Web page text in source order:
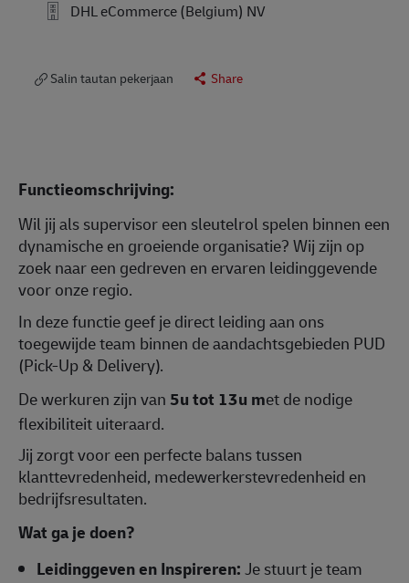
DHL eCommerce (Belgium) NV
Salin tautan pekerjaan Share
Functieomschrijving:
Wil jij als supervisor een sleutelrol spelen binnen een
dynamische en groeiende organisatie? Wij zijn op
zoek naar een gedreven en ervaren leidinggevende
voor onze regio.
In deze functie geef je direct leiding aan ons
toegewijde team binnen de aandachtsgebieden PUD
(Pick-Up & Delivery).
De werkuren zijn van5u tot 13u met de nodige
flexibiliteit uiteraard.
Jij zorgt voor een perfecte balans tussen
klanttevredenheid, medewerkerstevredenheid en
bedrijfsresultaten.
Wat ga je doen?
Leidinggeven en Inspireren:Je stuurt je team